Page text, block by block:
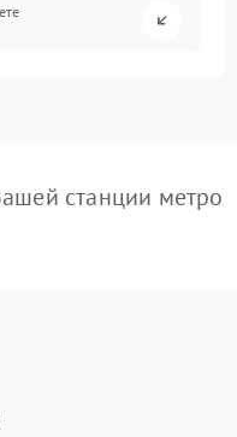
станции метро